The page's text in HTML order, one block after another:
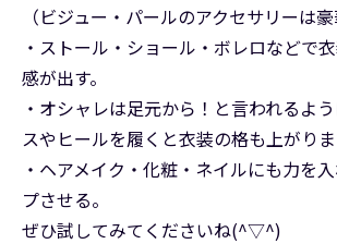
（ビジュー・パールのアクセサリーは豪
・ストール・ショール・ボレロなどで
感が出す。
・オシャレは足元から！と言われるよ
スやヒールを履くと衣装の格も上がりま
・ヘアメイク・化粧・ネイルにも力を
プさせる。
ぜひ試してみてくださいね(^▽^)